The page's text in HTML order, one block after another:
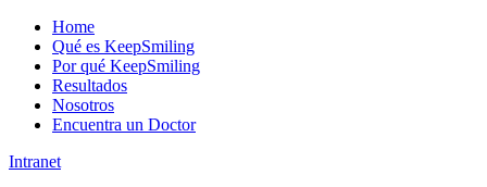
Home
Qué es KeepSmiling
Por qué KeepSmiling
Resultados
Nosotros
Encuentra un Doctor
Intranet